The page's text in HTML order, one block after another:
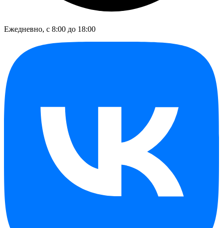
Ежедневно, с 8:00 до 18:00